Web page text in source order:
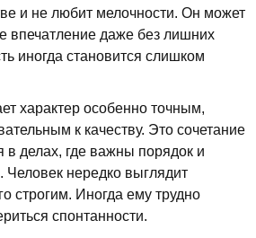
и не любит мелочности. Он может
впечатление даже без лишних
иногда становится слишком
характер особенно точным,
к качеству. Это сочетание
в делах, где важны порядок и
Человек нередко выглядит
строгим. Иногда ему трудно
спонтанности.